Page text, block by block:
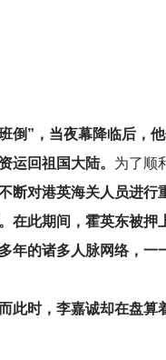
倒”，当夜幕降临后，
运回祖国大陆。 为了顺
断对港英海关人员进行
在此期间，霍英东被押
的诸多人脉网络，一
此时，李嘉诚却在盘算